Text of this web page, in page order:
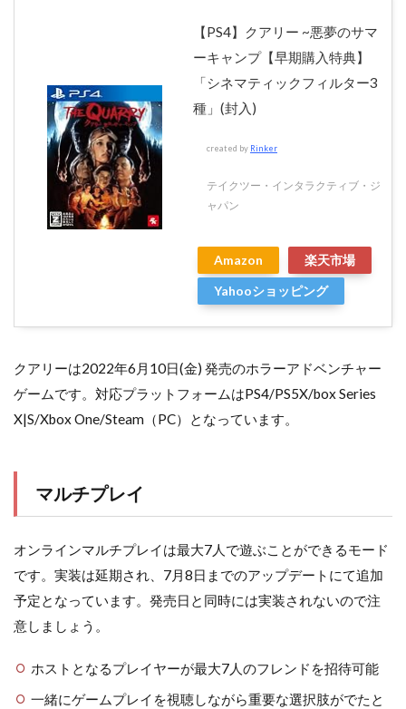
【PS4】クアリー ~悪夢のサマ
ーキャンプ【早期購入特典】
「シネマティックフィルター3
種」(封入)
created by Rinker
テイクツー・インタラクティブ・ジ
ャパン
Amazon
楽天市場
Yahooショッピング
クアリーは2022年6月10日(金) 発売のホラーアドベンチャー
ゲームです。対応プラットフォームはPS4/PS5X/box Series
X|S/Xbox One/Steam（PC）となっています。
マルチプレイ
オンラインマルチプレイは最大7人で遊ぶことができるモード
です。実装は延期され、7月8日までのアップデートにて追加
予定となっています。発売日と同時には実装されないので注
意しましょう。
ホストとなるプレイヤーが最大7人のフレンドを招待可能
一緒にゲームプレイを視聴しながら重要な選択肢がでたと